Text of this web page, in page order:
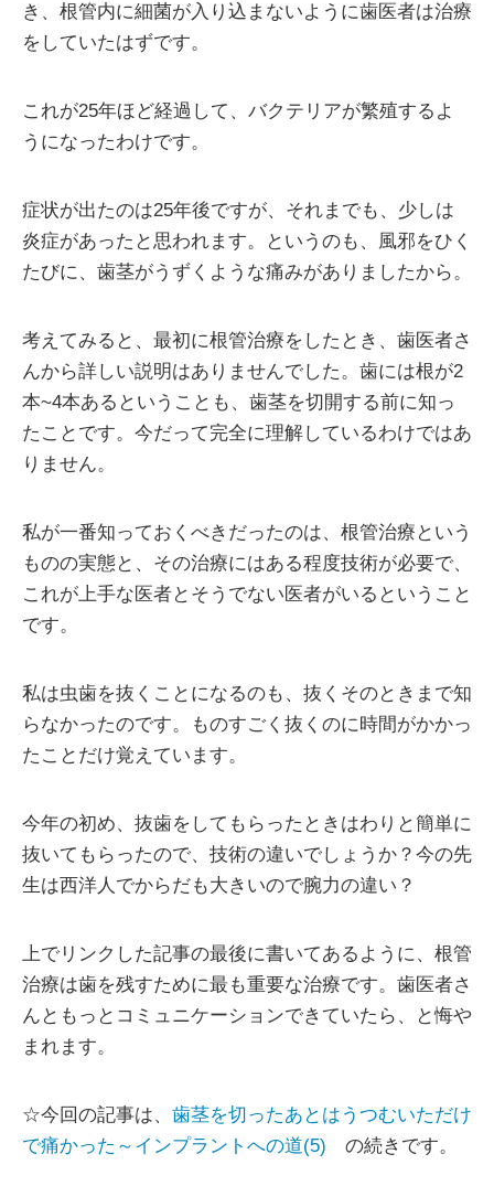
き、根管内に細菌が入り込まないように歯医者は治療
をしていたはずです。
これが25年ほど経過して、バクテリアが繁殖するよ
うになったわけです。
症状が出たのは25年後ですが、それまでも、少しは
炎症があったと思われます。というのも、風邪をひく
たびに、歯茎がうずくような痛みがありましたから。
考えてみると、最初に根管治療をしたとき、歯医者さ
んから詳しい説明はありませんでした。歯には根が2
本~4本あるということも、歯茎を切開する前に知っ
たことです。今だって完全に理解しているわけではあ
りません。
私が一番知っておくべきだったのは、根管治療という
ものの実態と、その治療にはある程度技術が必要で、
これが上手な医者とそうでない医者がいるということ
です。
私は虫歯を抜くことになるのも、抜くそのときまで知
らなかったのです。ものすごく抜くのに時間がかかっ
たことだけ覚えています。
今年の初め、抜歯をしてもらったときはわりと簡単に
抜いてもらったので、技術の違いでしょうか？今の先
生は西洋人でからだも大きいので腕力の違い？
上でリンクした記事の最後に書いてあるように、根管
治療は歯を残すために最も重要な治療です。歯医者さ
んともっとコミュニケーションできていたら、と悔や
まれます。
☆今回の記事は、 歯茎を切ったあとはうつむいただけ
で痛かった～インプラントへの道(5) の続きです。